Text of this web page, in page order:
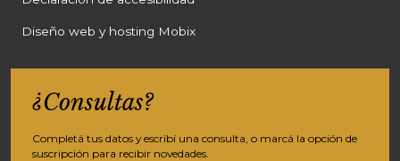
Diseño web y hosting Mobix
¿Consultas?
Completá tus datos y escribí una consulta, o marcá la opción de
suscripción para recibir novedades.